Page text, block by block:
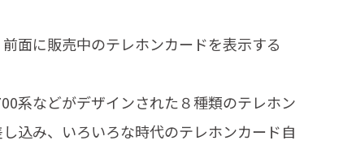
面に販売中のテレホンカードを表示する
系などがデザインされた８種類のテレホン
込み、いろいろな時代のテレホンカード自